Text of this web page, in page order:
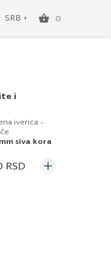
SRB 0
i
iverica -
siva kora
RSD